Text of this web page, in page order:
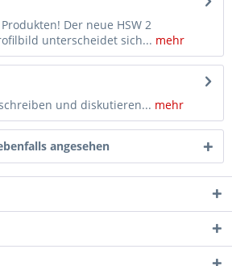
Der neue HSW 2
unterscheidet sich... mehr
und diskutieren... mehr
angesehen